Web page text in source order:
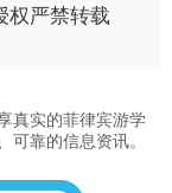
权严禁转载
真实的菲律宾游学
靠的信息资讯。